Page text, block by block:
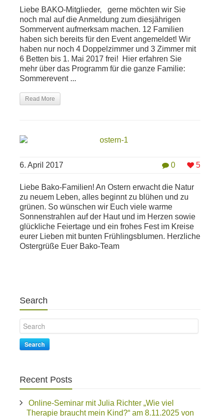
Liebe BAKO-Mitglieder, gerne möchten wir Sie
noch mal auf die Anmeldung zum diesjährigen
Sommervent aufmerksam machen. 12 Familien
haben sich bereits für den Event angemeldet! Wir
haben nur noch 4 Doppelzimmer und 3 Zimmer mit
6 Betten bis 1. Mai 2017 frei! Hier erfahren Sie
mehr über das Programm für die ganze Familie:
Sommerevent ...
Read More
0 5
6. April 2017
Liebe Bako-Familien! An Ostern erwacht die Natur
zu neuem Leben, alles beginnt zu blühen und zu
grünen. So wünschen wir Euch viele warme
Sonnenstrahlen auf der Haut und im Herzen sowie
glückliche Feiertage und ein frohes Fest im Kreise
eurer Lieben mit bunten Frühlingsblumen. Herzliche
Ostergrüße Euer Bako-Team
Search
Search
Recent Posts
Online-Seminar mit Julia Richter „Wie viel
Therapie braucht mein Kind?“ am 8.11.2025 von